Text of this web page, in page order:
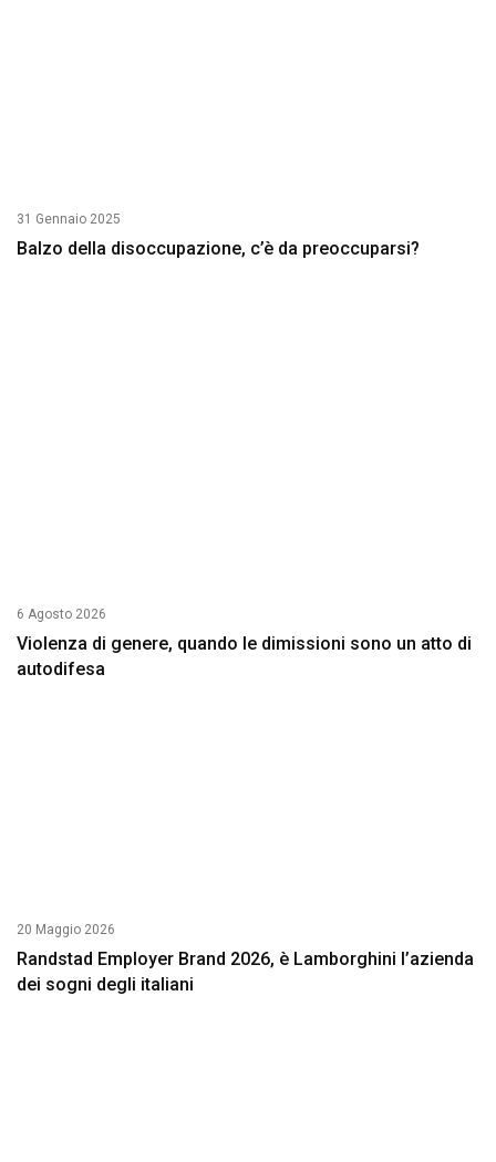
31 Gennaio 2025
Balzo della disoccupazione, c’è da preoccuparsi?
6 Agosto 2026
Violenza di genere, quando le dimissioni sono un atto di
autodifesa
20 Maggio 2026
Randstad Employer Brand 2026, è Lamborghini l’azienda
dei sogni degli italiani